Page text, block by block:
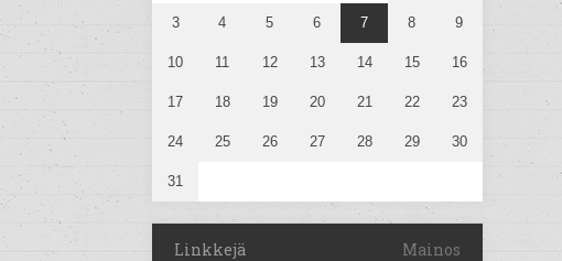
3 4 5 6 7 8 9
10 11 12 13 14 15 16
17 18 19 20 21 22 23
24 25 26 27 28 29 30
31
Linkkejä Mainos